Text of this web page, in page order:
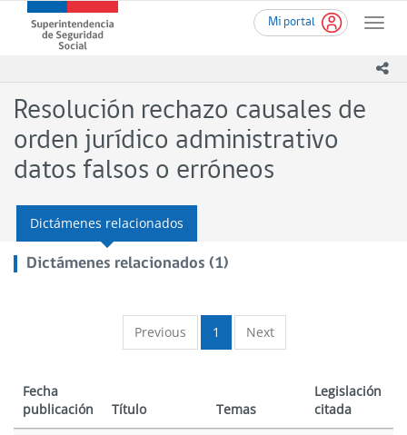
contenido
Mi portal
Toggle
Superintendencia
de
-
Gobierno
de
Chile
Resolución rechazo causales de
orden jurídico administrativo
datos falsos o erróneos
Dictámenes relacionados
Dictámenes relacionados (1)
Previous 1 Next
Fecha
publicación
Título Temas
Legislación
citada